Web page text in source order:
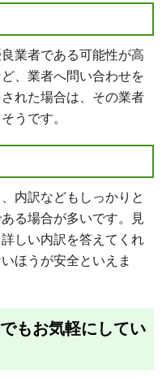
業者である可能性が高
、業者へ問い合わせを
れた場合は、その業者
うです。
内訳などもしっかりと
る場合が多いです。見
しい内訳を答えてくれ
ほうが安全といえま
もお気軽にしてい